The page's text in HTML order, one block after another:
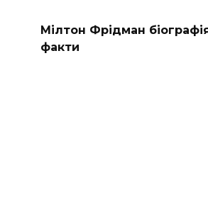
Мілтон Фрідман
факти